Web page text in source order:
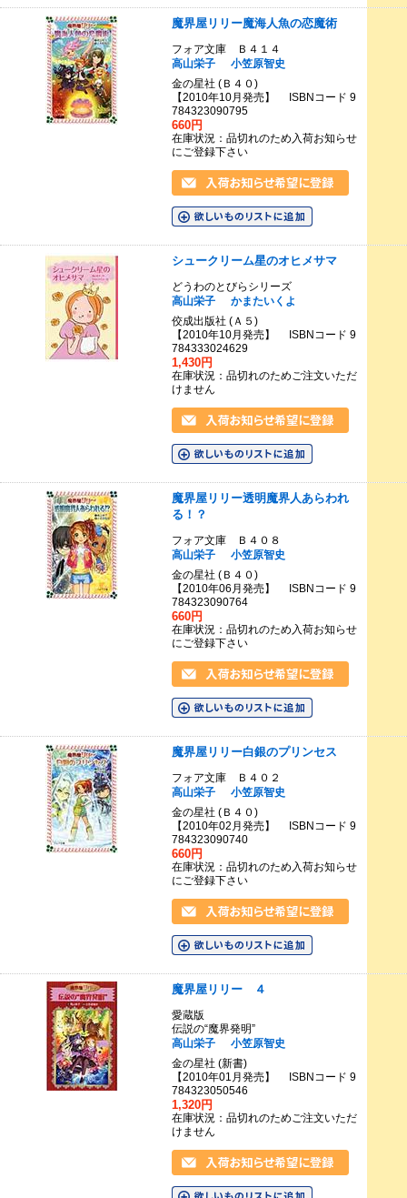
魔界屋リリー魔海人魚の恋魔術
フォア文庫 Ｂ４１４
高山栄子
小笠原智史
金の星社 (Ｂ４０)
【2010年10月発売】 ISBNコード 9
784323090795
660円
在庫状況：品切れのため入荷お知らせ
にご登録下さい
シュークリーム星のオヒメサマ
どうわのとびらシリーズ
高山栄子
かまたいくよ
佼成出版社 (Ａ５)
【2010年10月発売】 ISBNコード 9
784333024629
1,430円
在庫状況：品切れのためご注文いただ
けません
魔界屋リリー透明魔界人あらわれ
る！？
フォア文庫 Ｂ４０８
高山栄子
小笠原智史
金の星社 (Ｂ４０)
【2010年06月発売】 ISBNコード 9
784323090764
660円
在庫状況：品切れのため入荷お知らせ
にご登録下さい
魔界屋リリー白銀のプリンセス
フォア文庫 Ｂ４０２
高山栄子
小笠原智史
金の星社 (Ｂ４０)
【2010年02月発売】 ISBNコード 9
784323090740
660円
在庫状況：品切れのため入荷お知らせ
にご登録下さい
魔界屋リリー ４
愛蔵版
伝説の“魔界発明”
高山栄子
小笠原智史
金の星社 (新書)
【2010年01月発売】 ISBNコード 9
784323050546
1,320円
在庫状況：品切れのためご注文いただ
けません